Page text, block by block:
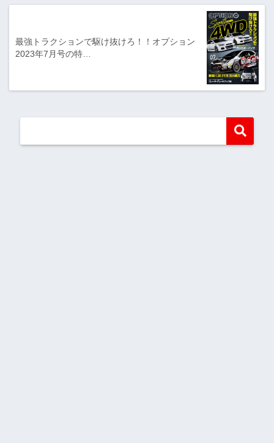
最強トラクションで駆け抜けろ！！オプション
2023年7月号の特…